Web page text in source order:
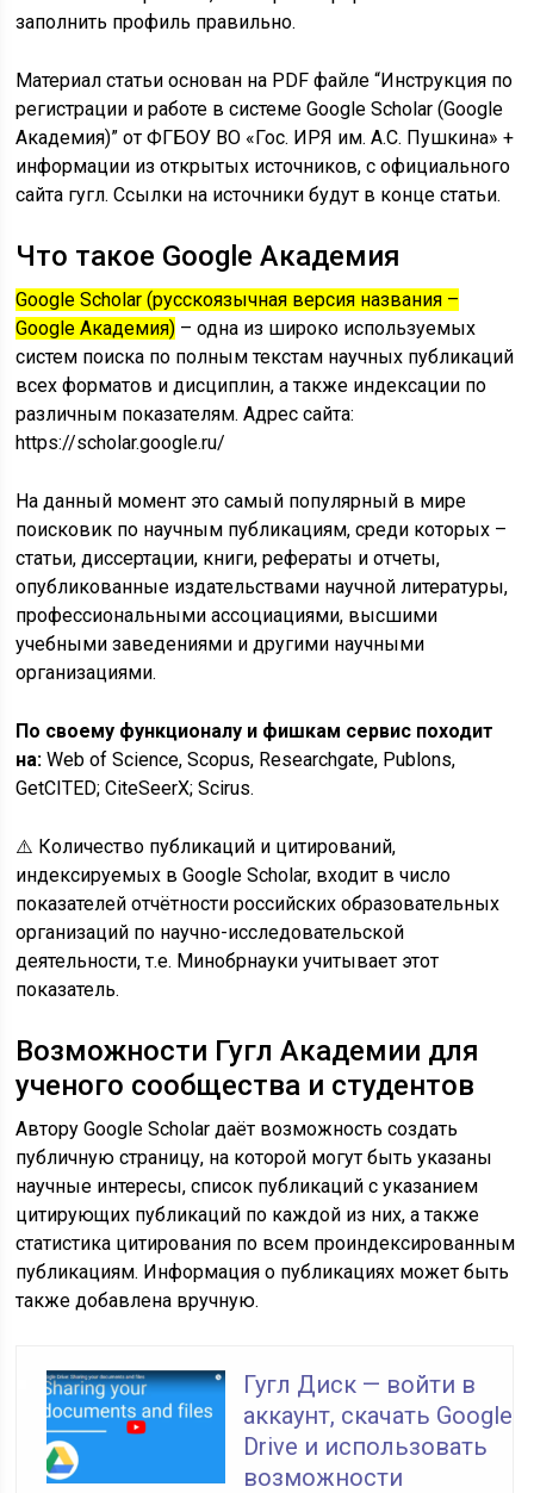
заполнить профиль правильно.
Материал статьи основан на PDF файле “Инструкция по
регистрации и работе в системе Google Scholar (Google
Академия)” от ФГБОУ ВО «Гос. ИРЯ им. А.С. Пушкина» +
информации из открытых источников, с официального
сайта гугл. Ссылки на источники будут в конце статьи.
Что такое Google Академия
Google Scholar (русскоязычная версия названия –
Google Академия) – одна из широко используемых
систем поиска по полным текстам научных публикаций
всех форматов и дисциплин, а также индексации по
различным показателям. Адрес сайта:
https://scholar.google.ru/
На данный момент это самый популярный в мире
поисковик по научным публикациям, среди которых –
статьи, диссертации, книги, рефераты и отчеты,
опубликованные издательствами научной литературы,
профессиональными ассоциациями, высшими
учебными заведениями и другими научными
организациями.
По своему функционалу и фишкам сервис походит
на: Web of Science, Scopus, Researchgate, Publons,
GetCITED; CiteSeerX; Scirus.
⚠️ Количество публикаций и цитирований,
индексируемых в Google Scholar, входит в число
показателей отчётности российских образовательных
организаций по научно-исследовательской
деятельности, т.е. Минобрнауки учитывает этот
показатель.
Возможности Гугл Академии для
ученого сообщества и студентов
Автору Google Scholar даёт возможность создать
публичную страницу, на которой могут быть указаны
научные интересы, список публикаций с указанием
цитирующих публикаций по каждой из них, а также
статистика цитирования по всем проиндексированным
публикациям. Информация о публикациях может быть
также добавлена вручную.
Гугл Диск — войти в
аккаунт, скачать Google
Drive и использовать
возможности